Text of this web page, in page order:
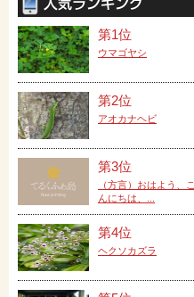
第1位
ウマゴヤシ
第2位
アオカナヘビ
第3位
（方言）おはよう、こ
んにちは、...
第4位
ヘクソカズラ